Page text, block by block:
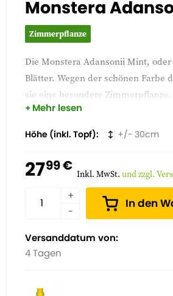
Monstera
Zimmerpflanze
Die Monstera Adansonii Mint,
Blätter. Wegen der schönen Farbe
sie eine besondere
heimisch.
Mehr lesen
Höhe (inkl. Topf) 30
2799 € Inkl. MwSt.und zzgl.
In den
Versanddatum von:
4 Tagen